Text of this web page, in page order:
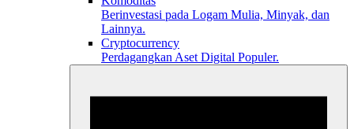
Berinvestasi pada Logam Mulia, Minyak, dan
Lainnya.
Cryptocurrency
Perdagangkan Aset Digital Populer.